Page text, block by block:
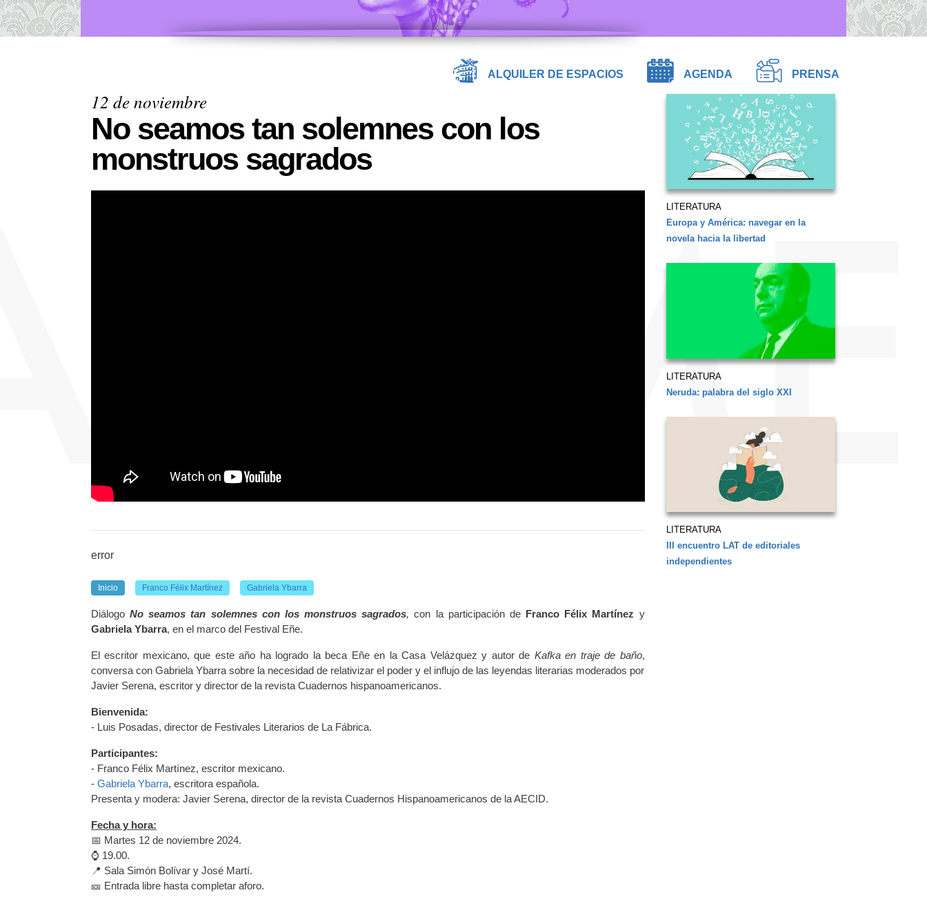
ALQUILER DE ESPACIOS AGENDA PRENSA
12 de noviembre
No seamos tan solemnes con los
monstruos sagrados
error
Inicio Franco Félix Martínez Gabriela Ybarra
DiálogoNo seamos tan solemnes con los monstruos sagrados, con la participación de Franco Félix Martínez y
Gabriela Ybarra, en el marco del Festival Eñe.
El escritor mexicano, que este año ha logrado la beca Eñe en la Casa Velázquez y autor de Kafka en traje de baño,
conversa con Gabriela Ybarra sobre la necesidad de relativizar el poder y el influjo de las leyendas literarias moderados por
Javier Serena, escritor y director de la revista Cuadernos hispanoamericanos.
Bienvenida:
- Luis Posadas, director de Festivales Literarios de La Fábrica.
Participantes:
- Franco Félix Martínez, escritor mexicano.
- Gabriela Ybarra, escritora española.
Presenta y modera: Javier Serena, director de la revista Cuadernos Hispanoamericanos de la AECID.
Fecha y hora:
📅 Martes 12 de noviembre 2024.
⌚️ 19.00.
📍 Sala Simón Bolívar y José Martí.
🎫 Entrada libre hasta completar aforo.
LITERATURA
Europa y América: navegar en la
novela hacia la libertad
LITERATURA
Neruda: palabra del siglo XXI
LITERATURA
III encuentro LAT de editoriales
independientes